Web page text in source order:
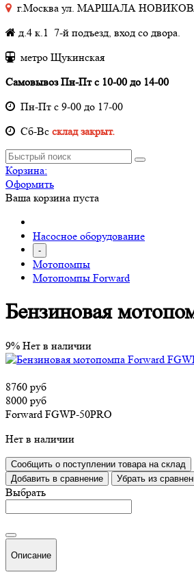
г.Москва ул. МАРШАЛА
д.4 к.1 7-й подъезд, вход со двора.
метро Щукинская
Самовывоз Пн-Пт с 10-00 до 14-00
Пн-Пт с 9-00 до 17-00
Cб-Вс склад закрыт.
Корзина:
Оформить
Ваша корзина пуста
Насосное оборудование
-
Мотопомпы
Мотопомпы Forward
Бензиновая
9% Нет в наличии
8760 руб
8000 руб
Forward FGWP-50PRO
Нет в наличии
Сообщить о поступлении товара на склад
Добавить в сравнение
Убрать из
Выбрать
Описание